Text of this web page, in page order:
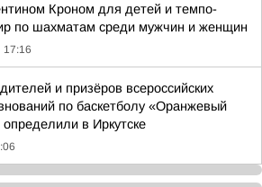
Кроном для детей и темпо-
по шахматам среди мужчин и женщин
17:16
и призёров всероссийских
по баскетболу «Оранжевый
в Иркутске